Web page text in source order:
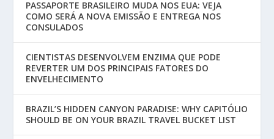
PASSAPORTE BRASILEIRO MUDA NOS EUA: VEJA
COMO SERÁ A NOVA EMISSÃO E ENTREGA NOS
CONSULADOS
CIENTISTAS DESENVOLVEM ENZIMA QUE PODE
REVERTER UM DOS PRINCIPAIS FATORES DO
ENVELHECIMENTO
BRAZIL’S HIDDEN CANYON PARADISE: WHY CAPITÓLIO
SHOULD BE ON YOUR BRAZIL TRAVEL BUCKET LIST